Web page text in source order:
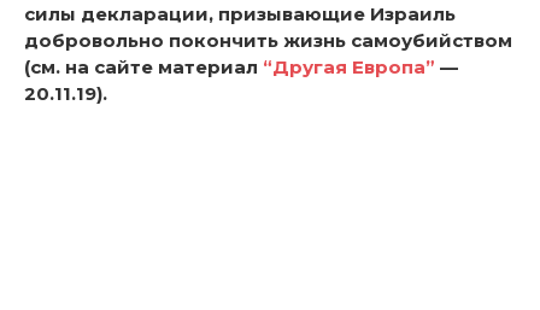
силы декларации, призывающие Израиль
добровольно покончить жизнь самоубийством
(см. на сайте материал “Другая Европа” —
20.11.19).